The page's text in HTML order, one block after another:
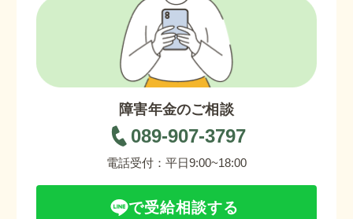
障害年金のご相談
089-907-3797
電話受付：平日9:00~18:00
で受給相談する